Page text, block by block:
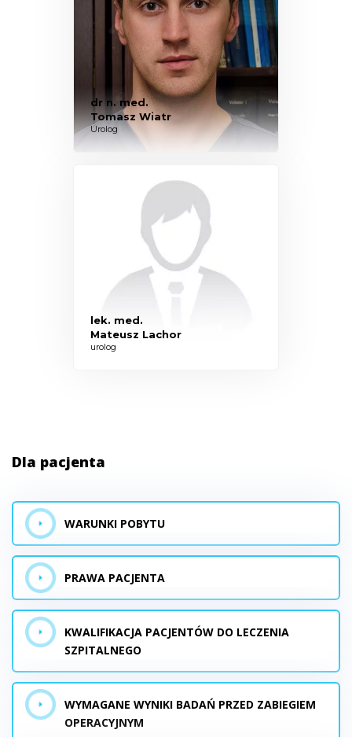
dr n. med.
Tomasz Wiatr
Urolog
lek. med.
Mateusz Lachor
urolog
Dla pacjenta
WARUNKI POBYTU
PRAWA PACJENTA
KWALIFIKACJA PACJENTÓW DO LECZENIA
SZPITALNEGO
WYMAGANE WYNIKI BADAŃ PRZED ZABIEGIEM
OPERACYJNYM